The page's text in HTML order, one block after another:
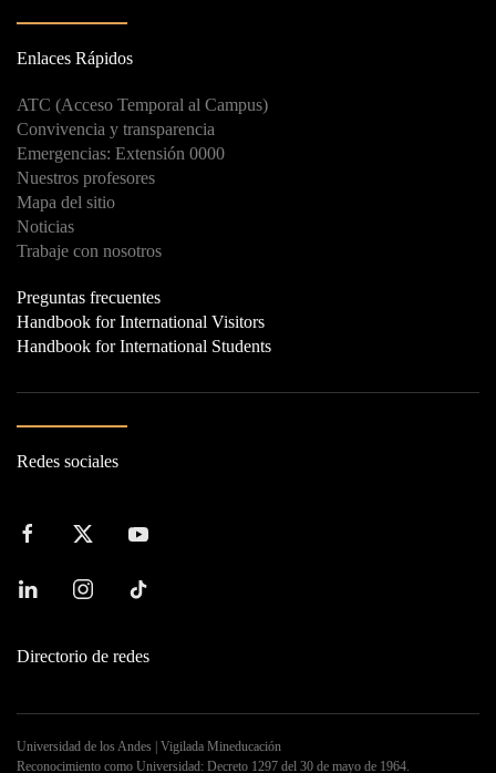
Enlaces Rápidos
ATC (Acceso Temporal al Campus)
Convivencia y transparencia
Emergencias: Extensión 0000
Nuestros profesores
Mapa del sitio
Noticias
Trabaje con nosotros
Preguntas frecuentes
Handbook for International Visitors
Handbook for International Students
Redes sociales
Directorio de redes
Universidad de los Andes | Vigilada Mineducación
Reconocimiento como Universidad: Decreto 1297 del 30 de mayo de 1964.